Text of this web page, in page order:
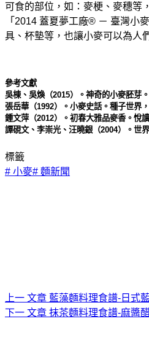
可食的部位，如：麥梗、麥穗等
「2014 蓋夏夢工廠® － 臺灣小
具、杯墊等，也讓小麥可以為人
參考文獻
吳棟、吳煥（2015）。神奇的小麥胚芽
張岳華（1992）。小麥史話。種子世界
鍾文萍（2012）。初春大雅品麥香。悅
譚硯文、李崇光、汪曉銀（2004）。世
標籤
# 小麥# 麵新聞
上一 文章 藍藻麵料理食譜-日式
下一 文章 抹茶麵料理食譜-麻醬